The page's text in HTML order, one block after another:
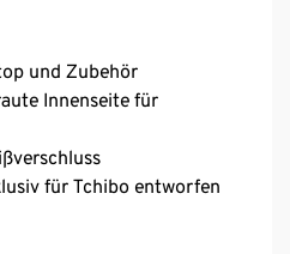
und Zubehör
Innenseite für
für Tchibo entworfen
Marke Fire & Glory